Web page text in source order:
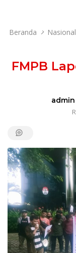
Beranda Nasional
FMPB
admin